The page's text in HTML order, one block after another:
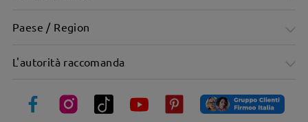
Paese / Region
L'autorità raccomanda